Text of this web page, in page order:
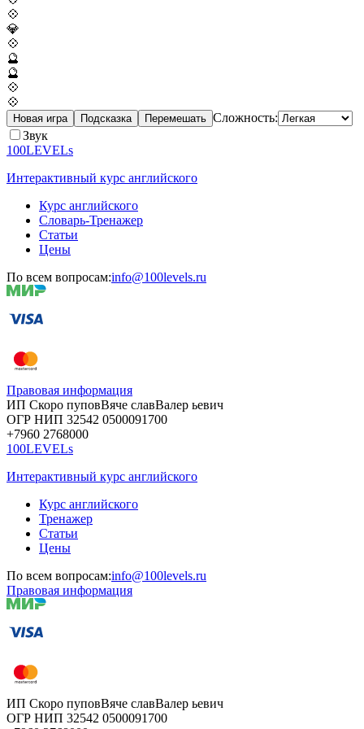
💠
💎
💠
🔮
🔮
💠
💠
Новая игра Подсказка Перемешать Сложность:
Звук
100LEVELs
Интерактивный курс английского
Курс английского
Словарь-Тренажер
Статьи
Цены
По всем вопросам:info@100levels.ru
Правовая информация
ИП Скоро пуповВяче славВалер ьевич
ОГР НИП 32542 0500091700
+7960 2768000
100LEVELs
Интерактивный курс английского
Курс английского
Тренажер
Статьи
Цены
По всем вопросам:info@100levels.ru
Правовая информация
ИП Скоро пуповВяче славВалер ьевич
ОГР НИП 32542 0500091700